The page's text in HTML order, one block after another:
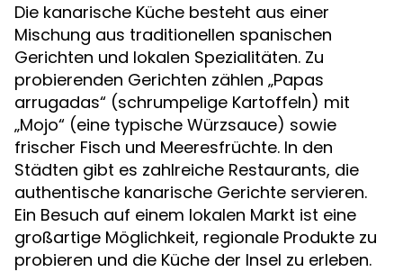
Die kanarische Küche besteht aus einer
Mischung aus traditionellen spanischen
Gerichten und lokalen Spezialitäten. Zu
probierenden Gerichten zählen „Papas
arrugadas“ (schrumpelige Kartoffeln) mit
„Mojo“ (eine typische Würzsauce) sowie
frischer Fisch und Meeresfrüchte. In den
Städten gibt es zahlreiche Restaurants, die
authentische kanarische Gerichte servieren.
Ein Besuch auf einem lokalen Markt ist eine
großartige Möglichkeit, regionale Produkte zu
probieren und die Küche der Insel zu erleben.